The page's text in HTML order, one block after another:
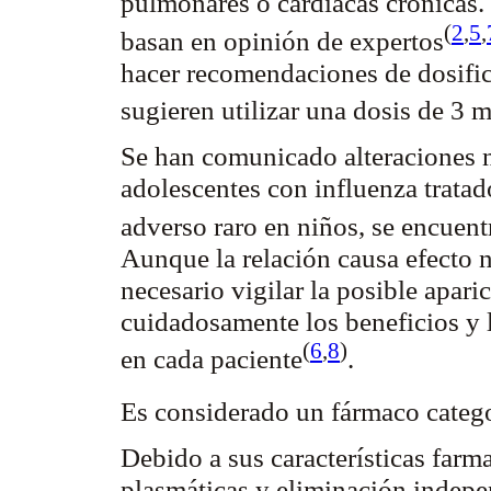
basan en opinión de expertos(2,5,
hacer recomendaciones de
sugieren utilizar una dosis de 3
Se han comunicado alteraciones
adolescentes con influenza
adverso raro en niños, se
Aunque la relación causa efecto
necesario vigilar la posible
cuidadosamente los beneficios
en cada paciente(6,8).
Es considerado un fármaco
Debido a sus características